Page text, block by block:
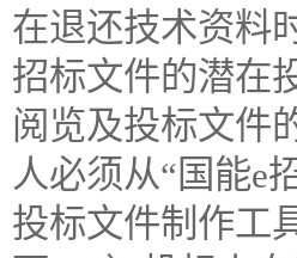
在退还技术资料
招标文件的潜在
阅览及投标文件
人必须从“国能e
投标文件制作工